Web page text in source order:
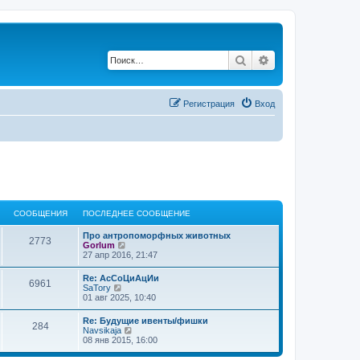
Поиск
Вход
Регистрация
СООБЩЕНИЯ ПОСЛЕДНЕЕ СООБЩЕНИЕ
2773
Про антропоморфных животных
Gorlum
е
е
й
т
и
к
п
о
с
л
27 апр 2016, 21:47
6961
Re: АсСоЦиАцИи
SaTory
е
й
т
и
к
01 авг 2025, 10:40
284
Re: Будущие ивенты/фишки
Navsikaja
е
08 янв 2015, 16:00